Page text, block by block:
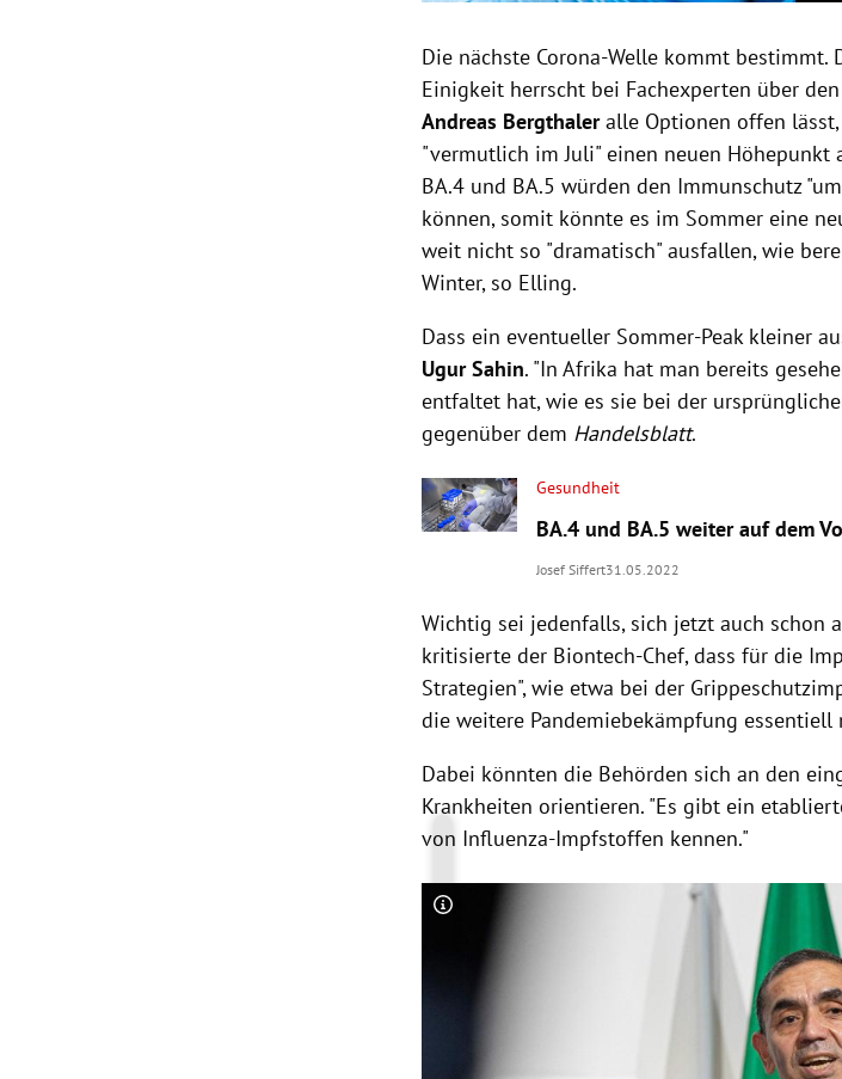
Die nächste Corona-Welle kommt bestimmt.
Einigkeit herrscht bei Fachexperten über
Andreas Bergthaleralle Optionen offen
"vermutlich im Juli" einen neuen
BA.4 und BA.5 würden den Immunschutz
können, somit könnte es im Sommer eine
weit nicht so "dramatisch" ausfallen, wie
Winter, so Elling.
Dass ein eventueller Sommer-Peak kleiner
Ugur Sahin. "In Afrika hat man bereits
entfaltet hat, wie es sie bei der
gegenüber dem Handelsblatt.
Gesundheit
BA.4 und BA.5 weiter auf dem
Josef Siffert31.05.2022
Wichtig sei jedenfalls, sich jetzt auch schon
kritisierte der Biontech-Chef, dass für die
Strategien", wie etwa bei der
die weitere Pandemiebekämpfung essentiell
Dabei könnten die Behörden sich an den
Krankheiten orientieren. "Es gibt ein
von Influenza-Impfstoffen kennen."
Copyright-Hinweis öffnen/schließen